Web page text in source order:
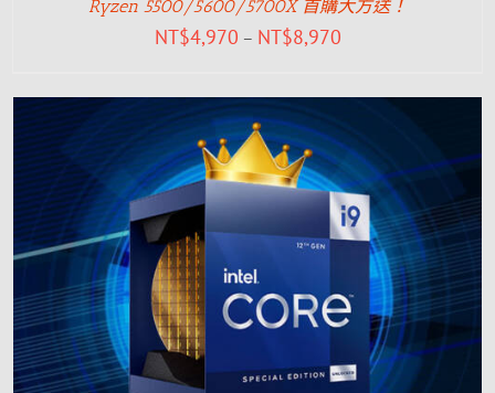
Ryzen 5500/5600/5700X 首購大方送！
NT$4,970 – NT$8,970